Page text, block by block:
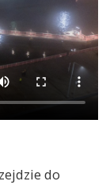
do